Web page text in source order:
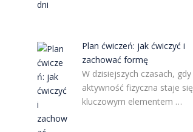
Plan ćwiczeń: jak ćwiczyć i
zachować formę
W dzisiejszych czasach, gdy
aktywność fizyczna staje się
kluczowym elementem …